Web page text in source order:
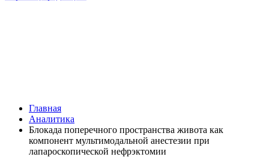
Главная
Аналитика
Блокада поперечного пространства живота как
компонент мультимодальной анестезии при
лапароскопической нефрэктомии